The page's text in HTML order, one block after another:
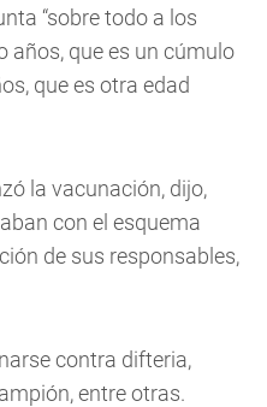
“sobre todo a los
años, que es un cúmulo
que es otra edad
la vacunación, dijo,
con el esquema
de sus responsables,
contra difteria,
entre otras.